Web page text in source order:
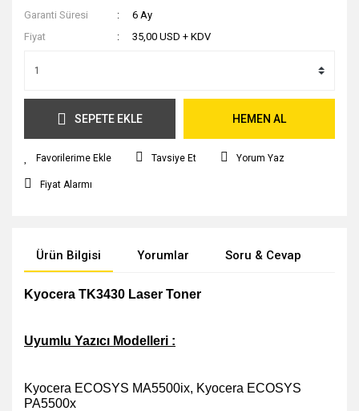
Garanti Süresi
6 Ay
Fiyat
35,00 USD + KDV
SEPETE EKLE HEMEN AL
Tavsiye Et Yorum Yaz
Fiyat Alarmı
Ürün Bilgisi Yorumlar Soru & Cevap
Kyocera TK3430 Laser Toner
Uyumlu Yazıcı Modelleri :
Kyocera ECOSYS MA5500ix, Kyocera ECOSYS
PA5500x